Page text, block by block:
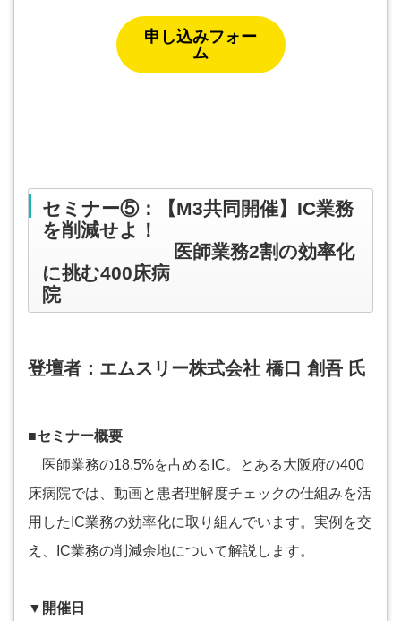
申し込みフォー
ム
セミナー⑤：【M3共同開催】IC業務
を削減せよ！
医師業務2割の効率化
に挑む400床病
院
登壇者：エムスリー株式会社 橋口 創吾 氏
■セミナー概要
医師業務の18.5%を占めるIC。とある大阪府の400
床病院では、動画と患者理解度チェックの仕組みを活
用したIC業務の効率化に取り組んでいます。実例を交
え、IC業務の削減余地について解説します。
▼開催日